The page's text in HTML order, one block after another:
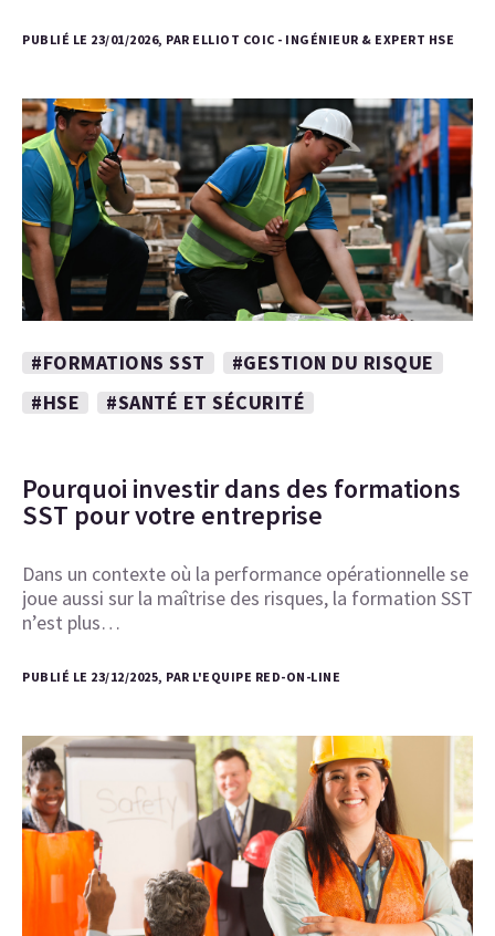
PUBLIÉ LE 23/01/2026, PAR ELLIOT COIC - INGÉNIEUR & EXPERT HSE
#FORMATIONS SST
#GESTION DU RISQUE
#HSE
#SANTÉ ET SÉCURITÉ
Pourquoi investir dans des formations
SST pour votre entreprise
Dans un contexte où la performance opérationnelle se
joue aussi sur la maîtrise des risques, la formation SST
n’est plus…
PUBLIÉ LE 23/12/2025, PAR L'EQUIPE RED-ON-LINE